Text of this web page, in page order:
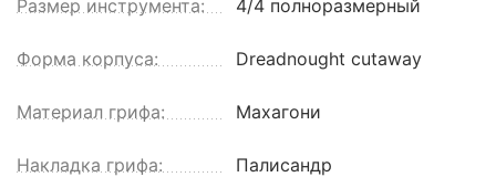
Размер инструмента: 4/4 полноразмерный
Форма корпуса: Dreadnought cutaway
Материал грифа: Махагони
Накладка грифа: Палисандр